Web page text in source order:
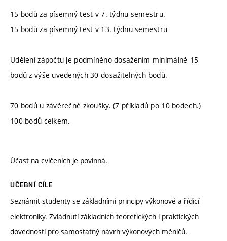
15 bodů za písemný test v 7. týdnu semestru.
15 bodů za písemný test v 13. týdnu semestru
Udělení zápočtu je podmíněno dosažením minimálně 15
bodů z výše uvedených 30 dosažitelných bodů.
70 bodů u závěrečné zkoušky. (7 příkladů po 10 bodech.)
100 bodů celkem.
Účast na cvičeních je povinná.
UČEBNÍ CÍLE
Seznámit studenty se základními principy výkonové a řídicí
elektroniky. Zvládnutí základních teoretických i praktických
dovedností pro samostatný návrh výkonových měničů.